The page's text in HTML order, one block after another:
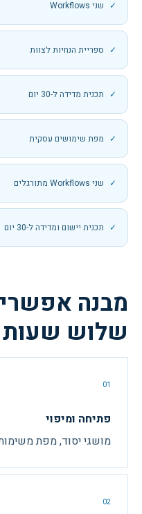
שני Workflows
ספריית הנחיות לצוות
תכנית מדידה ל-30 יום
מפת שימושים עסקית
שני Workflows מתורגלים
תכנית יישום ומדידה ל-30 יום
מבנה
שלוש שעות
01
פתיחה ומיפוי
מושגי יסוד, מפת
02